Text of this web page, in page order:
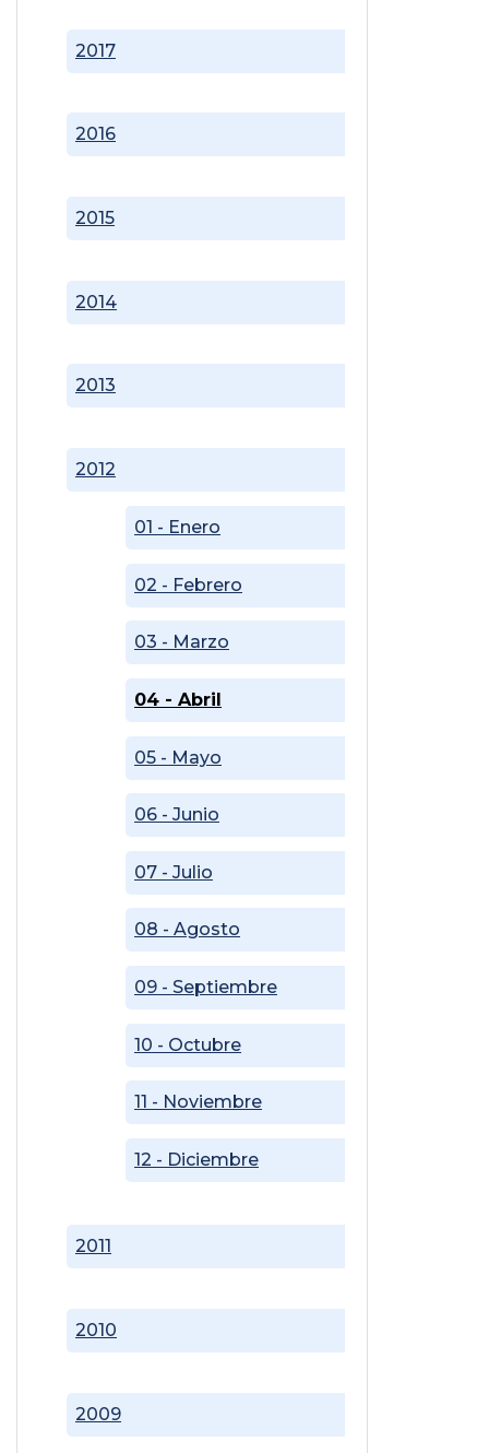
2009
2010
2011
2012
01 - Enero
02 - Febrero
03 - Marzo
04 - Abril
05 - Mayo
06 - Junio
07 - Julio
08 - Agosto
09 - Septiembre
10 - Octubre
11 - Noviembre
12 - Diciembre
2013
2014
2015
2016
2017